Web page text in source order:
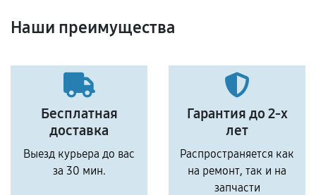
Наши преимущества
Бесплатная
доставка
Выезд курьера до вас
за 30 мин.
Гарантия до 2-х
лет
Распространяется как
на ремонт, так и на
запчасти